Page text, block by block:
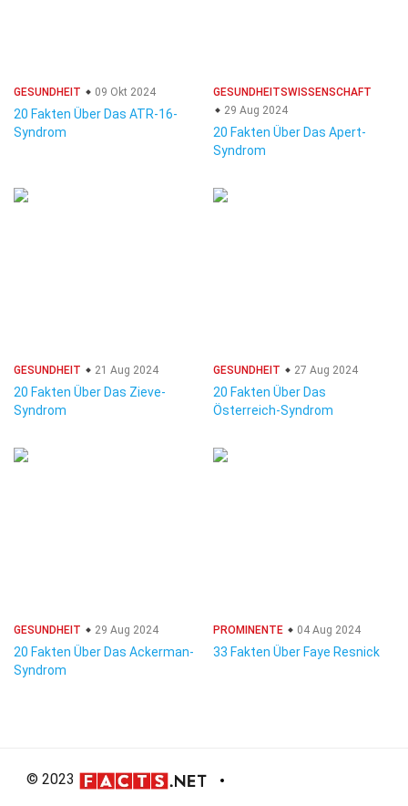
GESUNDHEIT 09 Okt 2024
20 Fakten Über Das ATR-16-
Syndrom
GESUNDHEITSWISSENSCHAFT
29 Aug 2024
20 Fakten Über Das Apert-
Syndrom
GESUNDHEIT 21 Aug 2024
20 Fakten Über Das Zieve-
Syndrom
GESUNDHEIT 27 Aug 2024
20 Fakten Über Das
Österreich-Syndrom
GESUNDHEIT 29 Aug 2024
20 Fakten Über Das Ackerman-
Syndrom
PROMINENTE 04 Aug 2024
33 Fakten Über Faye Resnick
© 2023